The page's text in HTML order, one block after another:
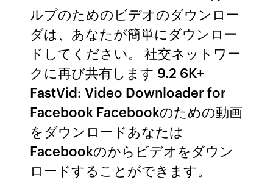
ルプのためのビデオのダウンロー
ダは、あなたが簡単にダウンロー
ドしてください。 社交ネットワー
クに再び共有します 9.2 6K+
FastVid: Video Downloader for
Facebook Facebookのための動画
をダウンロードあなたは
Facebookのからビデオをダウン
ロードすることができます。